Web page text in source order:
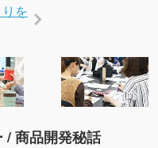
を
/ 商品開発秘話